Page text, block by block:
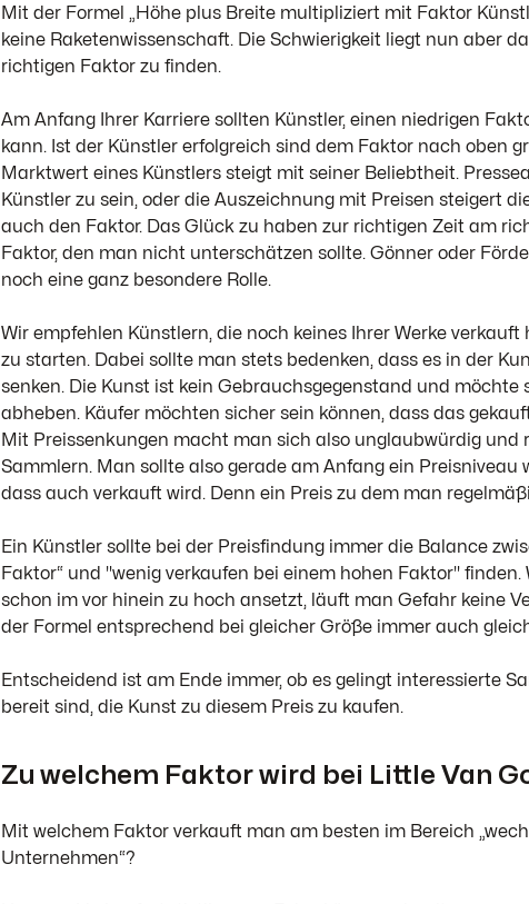
Mit der Formel „Höhe plus Breite multipliziert mit Faktor
keine Raketenwissenschaft. Die Schwierigkeit liegt nun aber
richtigen Faktor zu finden.
Am Anfang Ihrer Karriere sollten Künstler, einen niedrigen
kann. Ist der Künstler erfolgreich sind dem Faktor nach oben
Marktwert eines Künstlers steigt mit seiner Beliebtheit.
Künstler zu sein, oder die Auszeichnung mit Preisen steigert
auch den Faktor. Das Glück zu haben zur richtigen Zeit am
Faktor, den man nicht unterschätzen sollte. Gönner oder
noch eine ganz besondere Rolle.
Wir empfehlen Künstlern, die noch keines Ihrer Werke
zu starten. Dabei sollte man stets bedenken, dass es in der
senken. Die Kunst ist kein Gebrauchsgegenstand und
abheben. Käufer möchten sicher sein können, dass das
Mit Preissenkungen macht man sich also unglaubwürdig und
Sammlern. Man sollte also gerade am Anfang ein Preisniveau
dass auch verkauft wird. Denn ein Preis zu dem man
Ein Künstler sollte bei der Preisfindung immer die Balance
Faktor“ und "wenig verkaufen bei einem hohen Faktor"
schon im vor hinein zu hoch ansetzt, läuft man Gefahr keine
der Formel entsprechend bei gleicher Größe immer auch
Entscheidend ist am Ende immer, ob es gelingt interessierte
bereit sind, die Kunst zu diesem Preis zu kaufen.
Zu welchem Faktor wird bei Little Van
Mit welchem Faktor verkauft man am besten im Bereich
Unternehmen“?